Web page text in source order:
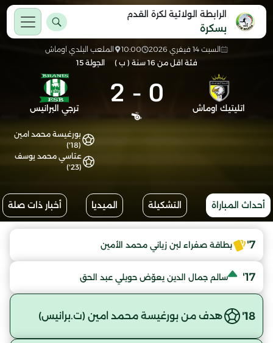
الرابطة الولائية لكرة القدم
بسكرة
السبت 14 فيفري 2026 10:00
الملعب البلدي اوماش
فئة اقل من 16 سنة ( ب )
الجولة 15
اتليتيك اوماش 0
-
2 ترجي البرانيس
بورغيسة محمد امين
(18')
عتاسي محمد يوسف
(23')
أحداث المباراة التشكيلة الميديا أخبار ذات صلة
7' بطاقة صفراء لبن زياني محمد الأمين
17' سالم جمال الدين يعوّض حويلي عبد الحق
18' هدف من بورغيسة محمد امين (ت.برانيس)